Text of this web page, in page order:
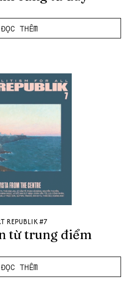
ĐỌC THÊM
REPUBLIK #7
từ trung điểm
ĐỌC THÊM